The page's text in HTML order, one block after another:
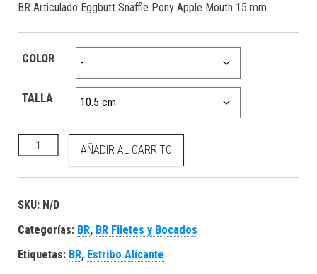
BR Articulado Eggbutt Snaffle Pony Apple Mouth 15 mm
COLOR
TALLA
BR Articulado Eggbutt Snaffle Pony Apple Mouth 15 mm
AÑADIR AL CARRITO
SKU: N/D
Categorías: BR, BR Filetes y Bocados
Etiquetas: BR, Estribo Alicante